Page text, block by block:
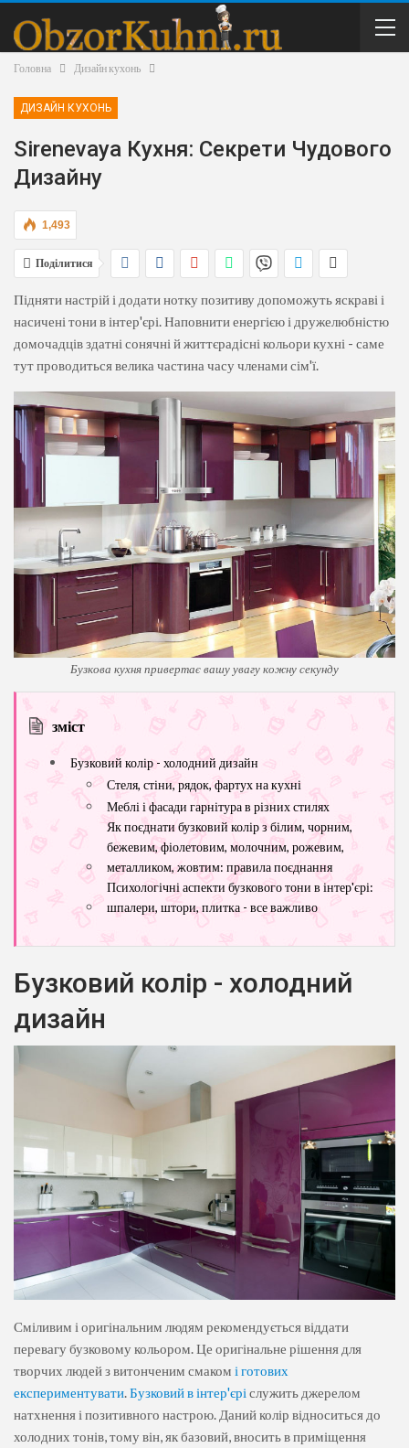
Головна Дизайн кухонь
ДИЗАЙН КУХОНЬ
Sirenevaya Кухня: Секрети Чудового
Дизайну
1,493
Поділитися
Підняти настрій і додати нотку позитиву допоможуть яскраві і
насичені тони в інтер'єрі. Наповнити енергією і дружелюбністю
домочадців здатні сонячні й життєрадісні кольори кухні - саме
тут проводиться велика частина часу членами сім'ї.
Бузкова кухня привертає вашу увагу кожну секунду
зміст
Бузковий колір - холодний дизайн
Стеля, стіни, рядок, фартух на кухні
Меблі і фасади гарнітура в різних стилях
Як поєднати бузковий колір з білим, чорним,
бежевим, фіолетовим, молочним, рожевим,
металликом, жовтим: правила поєднання
Психологічні аспекти бузкового тони в інтер'єрі:
шпалери, штори, плитка - все важливо
Бузковий колір - холодний
дизайн
Сміливим і оригінальним людям рекомендується віддати
перевагу бузковому кольором. Це оригінальне рішення для
творчих людей з витонченим смаком і готових
експериментувати Бузковий в інтер'єрі служить джерелом
натхнення і позитивного настрою. Даний колір відноситься до
холодних тонів, тому він, як базовий, вносить в приміщення